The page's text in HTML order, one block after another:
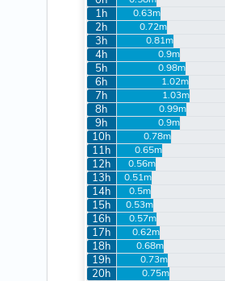
1h 0.63m
2h 0.72m
3h 0.81m
4h 0.9m
5h 0.98m
6h 1.02m
7h 1.03m
8h 0.99m
9h 0.9m
10h 0.78m
11h 0.65m
12h 0.56m
13h 0.51m
14h 0.5m
15h 0.53m
16h 0.57m
17h 0.62m
18h 0.68m
19h 0.73m
20h 0.75m